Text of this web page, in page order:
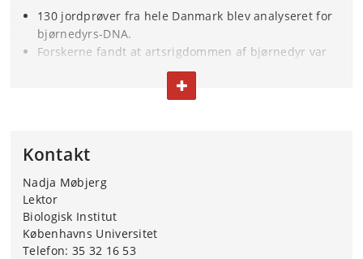
130 jordprøver fra hele Danmark blev analyseret for
bjørnedyrs-DNA.
Forskerne fandt at artsrigdommen af bjørnedyr var
størst i naturområder på Lolland.
Metoden kaldes eDNA og står for environmental DNA
og sporer fx hud eller ekskrementer fra organismer i
Reinhardt M. Kristensen og Nadja Møbjerg.
Studiet er udgivet i 'Zoological Journal of the Linnean
Society'.
FOLD TEKST IND ELLER UD
Kontakt
Nadja Møbjerg
Lektor
Biologisk Institut
Københavns Universitet
Telefon: 35 32 16 53